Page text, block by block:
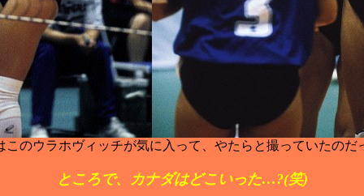
このウラホヴィッチが気に入って、やたらと撮っていたのだ
ところで、カナダはどこいった…?(笑)